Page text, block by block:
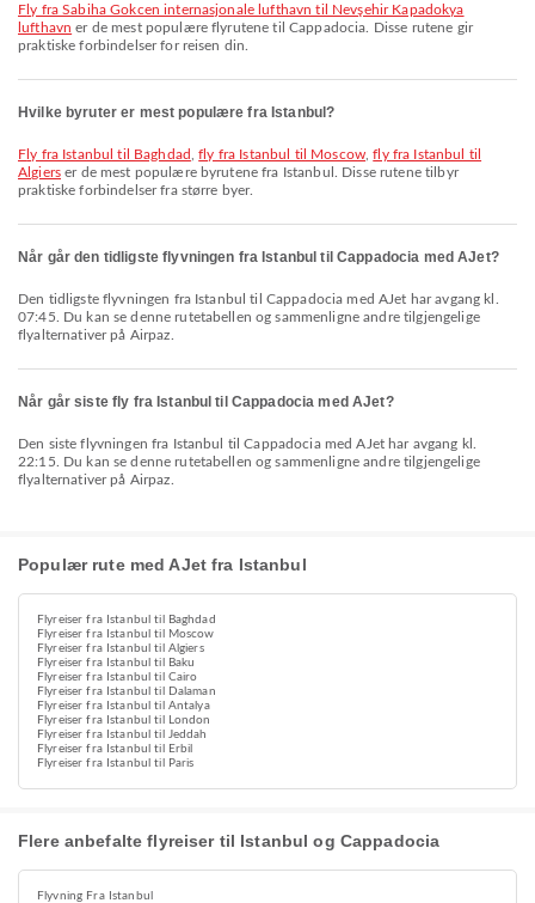
fly fra Sabiha Gokcen internasjonale lufthavn til Nevşehir Kapadokya
lufthavn er de mest populære flyrutene til Cappadocia. Disse rutene gir
praktiske forbindelser for reisen din.
Hvilke byruter er mest populære fra Istanbul?
fly fra Istanbul til Baghdad ,fly fra Istanbul til Moscow,fly fra Istanbul til
Algierser de mest populære byrutene fra Istanbul. Disse rutene tilbyr
praktiske forbindelser fra større byer.
Når går den tidligste flyvningen fra Istanbul til Cappadocia med AJet?
Den tidligste flyvningen fra Istanbul til Cappadocia med AJet har avgang kl.
07:45. Du kan se denne rutetabellen og sammenligne andre tilgjengelige
flyalternativer på Airpaz.
Når går siste fly fra Istanbul til Cappadocia med AJet?
Den siste flyvningen fra Istanbul til Cappadocia med AJet har avgang kl.
22:15. Du kan se denne rutetabellen og sammenligne andre tilgjengelige
flyalternativer på Airpaz.
Populær rute med AJet fra Istanbul
Flyreiser fra Istanbul til Baghdad
Flyreiser fra Istanbul til Moscow
Flyreiser fra Istanbul til Algiers
Flyreiser fra Istanbul til Baku
Flyreiser fra Istanbul til Cairo
Flyreiser fra Istanbul til Dalaman
Flyreiser fra Istanbul til Antalya
Flyreiser fra Istanbul til London
Flyreiser fra Istanbul til Jeddah
Flyreiser fra Istanbul til Erbil
Flyreiser fra Istanbul til Paris
Flere anbefalte flyreiser til Istanbul og Cappadocia
Flyvning Fra Istanbul